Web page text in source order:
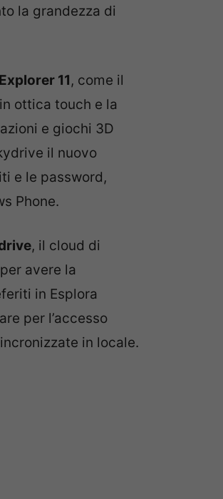
la grandezza di
11, come il
ottica touch e la
e giochi 3D
il nuovo
e le password,
Phone.
, il cloud di
avere la
in Esplora
per l’accesso
in locale.